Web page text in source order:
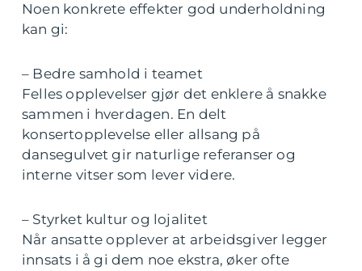
Noen konkrete effekter god underholdning
kan gi:
– Bedre samhold i teamet
Felles opplevelser gjør det enklere å snakke
sammen i hverdagen. En delt
konsertopplevelse eller allsang på
dansegulvet gir naturlige referanser og
interne vitser som lever videre.
– Styrket kultur og lojalitet
Når ansatte opplever at arbeidsgiver legger
innsats i å gi dem noe ekstra, øker ofte